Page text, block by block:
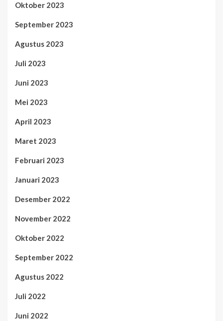
Oktober 2023
September 2023
Agustus 2023
Juli 2023
Juni 2023
Mei 2023
April 2023
Maret 2023
Februari 2023
Januari 2023
Desember 2022
November 2022
Oktober 2022
September 2022
Agustus 2022
Juli 2022
Juni 2022